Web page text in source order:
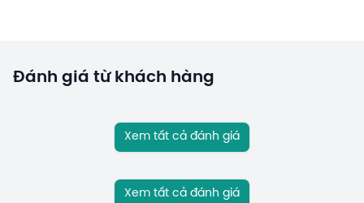
Đánh giá từ khách hàng
Xem tất cả đánh giá
Xem tất cả đánh giá